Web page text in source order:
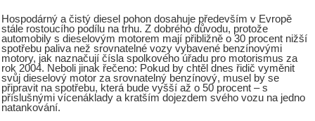
Hospodárný a čistý diesel pohon dosahuje především v Evropě
stále rostoucího podílu na trhu. Z dobrého důvodu, protože
automobily s dieselovým motorem mají přibližně o 30 procent nižší
spotřebu paliva než srovnatelné vozy vybavené benzínovými
motory, jak naznačují čísla spolkového úřadu pro motorismus za
rok 2004. Neboli jinak řečeno: Pokud by chtěl dnes řidič vyměnit
svůj dieselový motor za srovnatelný benzínový, musel by se
připravit na spotřebu, která bude vyšší až o 50 procent – s
příslušnými vícenáklady a kratším dojezdem svého vozu na jedno
natankování.